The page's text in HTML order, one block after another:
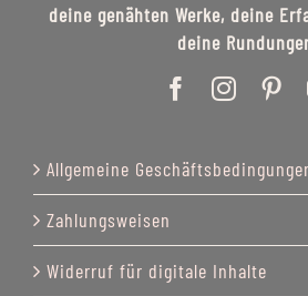
deine genähten Werke, deine
deine
Allgemeine
Zahlungsweisen
Widerruf für digitale Inhalte